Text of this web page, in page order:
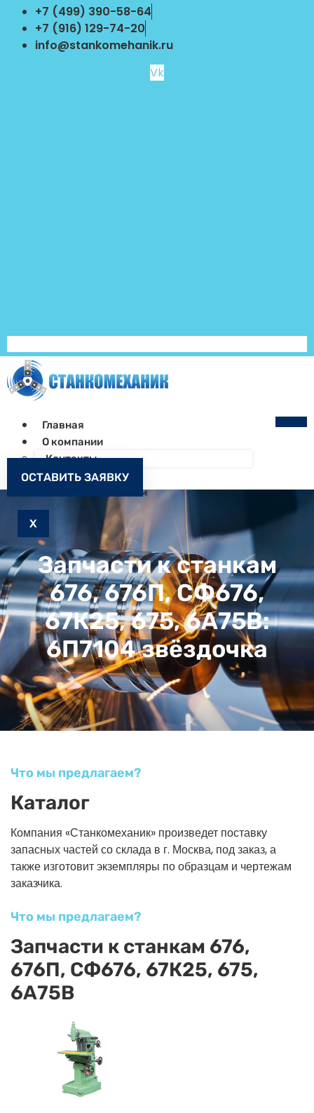
Перейти
содержимому
+7 (499) 390-58-64
+7 (916) 129-74-20
info@stankomehanik.ru
Vk
Главная
О компании
Контакты
Как заказать
Запчасти к станкам
X
ОСТАВИТЬ ЗАЯВКУ
Запчасти к станкам
676, 676П, СФ676,
67К25, 675, 6А75В:
6П7104 звёздочка
Что мы предлагаем?
Каталог
Компания «Станкомеханик» произведет поставку
запасных частей со склада в г. Москва, под заказ, а
также изготовит экземпляры по образцам и чертежам
заказчика.
Что мы предлагаем?
Запчасти к станкам 676,
676П, СФ676, 67К25, 675,
6А75В